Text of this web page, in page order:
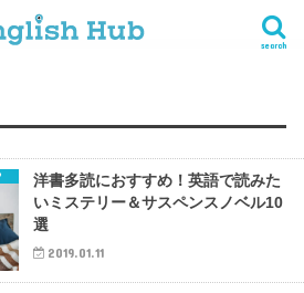
search
洋書多読におすすめ！英語で読みた
いミステリー＆サスペンスノベル10
選
2019.01.11